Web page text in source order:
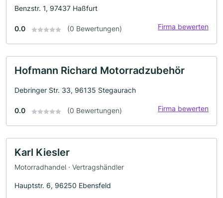
Benzstr. 1, 97437 Haßfurt
0.0 (0 Bewertungen) Firma bewerten
Hofmann Richard Motorradzubehör
Debringer Str. 33, 96135 Stegaurach
0.0 (0 Bewertungen) Firma bewerten
Karl Kiesler
Motorradhandel · Vertragshändler
Hauptstr. 6, 96250 Ebensfeld